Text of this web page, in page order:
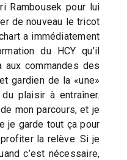
Rambousek pour lui
de nouveau le tricot
a immédiatement
du HCY qu’il
aux commandes des
gardien de la «une»
plaisir à entraîner.
mon parcours, et je
je garde tout ça pour
la relève. Si je
c’est nécessaire,